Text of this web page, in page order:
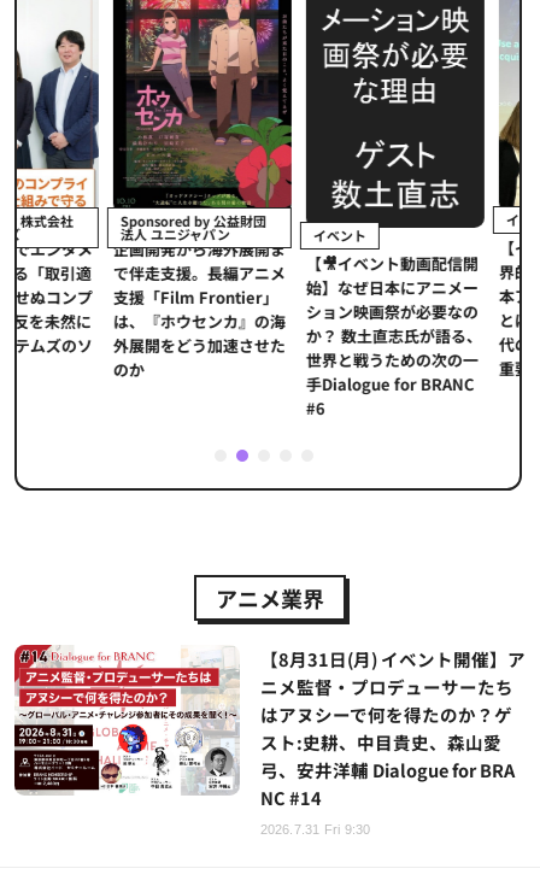
Sponsored by 公益財団
法人 ユニジャパン
企画開発から海外展開ま
で伴走支援。長編アニメ
支援「Film Frontier」
は、『ホウセンカ』の海
外展開をどう加速させた
【🎥イベント動画配信開
始】なぜ日本にアニメー
ション映画祭が必要なの
か？ 数土直志氏が語る、
世界と戦うための次の一
手Dialogue for BRANC
【イベントレポ
界的データ企業
本アニメの「真
とは？ストリー
代の羅針盤「デ
重要性
2
アニメ業界
【8月31日(月) イベント開催】ア
ニメ監督・プロデューサーたち
はアヌシーで何を得たのか？ゲ
スト:史耕、中目貴史、森山愛
弓、安井洋輔 Dialogue for BRA
NC #14
2026.7.31 Fri 9:30